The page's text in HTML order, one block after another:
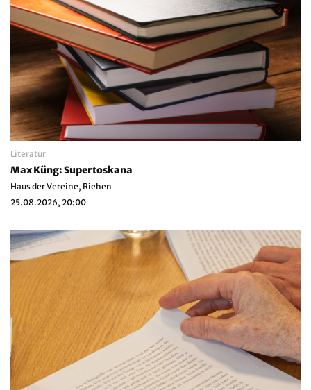
Literatur
Max Küng: Supertoskana
Haus der Vereine, Riehen
25.08.2026, 20:00